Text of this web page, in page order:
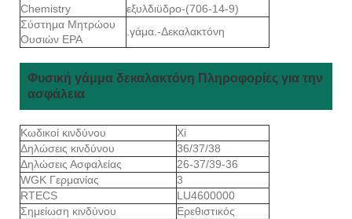
Chemistry
εξυλδιϋδρο-(706-14-9)
Σύστημα Μητρώου
Ουσιών EPA
.γάμα.-Δεκαλακτόνη
Φυσική γάμμα δεκαλακτόνη Πληροφορίες για την
ασφάλεια
Κωδικοί κινδύνου
Xi
Δηλώσεις κινδύνου
36/37/38
Δηλώσεις Ασφαλείας
26-37/39-36
WGK Γερμανίας
3
RTECS
LU4600000
Σημείωση κινδύνου
Ερεθιστικός